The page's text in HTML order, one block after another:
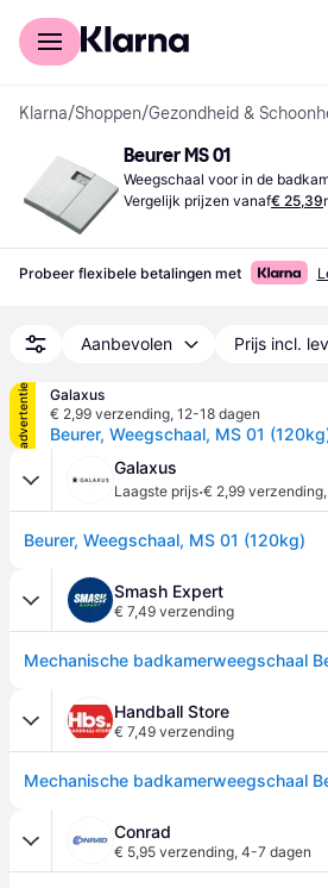
Voor shoppers
Klarna/Shoppen/Gezondheid &
Beurer MS 01
Weegschaal voor in de
Vergelijk prijzen vanaf€ 25,39
Probeer flexibele betalingen met
Aanbevolen Prijs incl.
advertentie
Galaxus
€ 2,99 verzending, 12-18 dagen
Beurer, Weegschaal, MS 01
Galaxus
Laagste prijs·€ 2,99 verzending,
Beurer, Weegschaal, MS 01 (120kg)
Smash Expert
€ 7,49 verzending
Handball Store
€ 7,49 verzending
Conrad
€ 5,95 verzending, 4-7 dagen